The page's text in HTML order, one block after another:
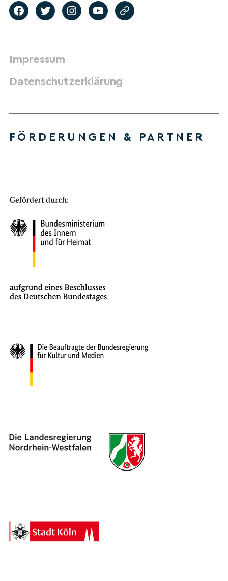
Impressum
Datenschutzerklärung
FÖRDERUNGEN & PARTNER